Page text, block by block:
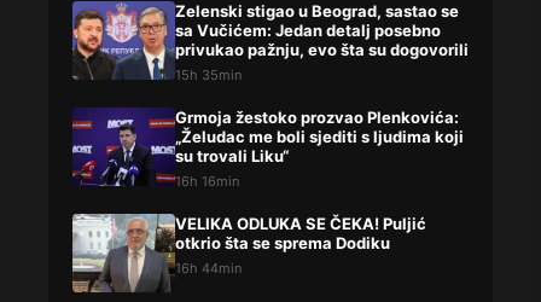
Zelenski stigao u Beograd, sastao se
sa Vučićem: Jedan detalj posebno
privukao pažnju, evo šta su dogovorili
15h 35min
Grmoja žestoko prozvao Plenkovića:
„Želudac me boli sjediti s ljudima koji
su trovali Liku“
16h 16min
VELIKA ODLUKA SE ČEKA! Puljić
otkrio šta se sprema Dodiku
16h 44min